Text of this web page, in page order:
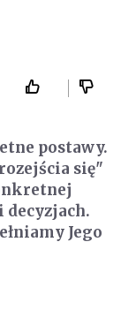
postawy.
się"
decyzjach.
Jego